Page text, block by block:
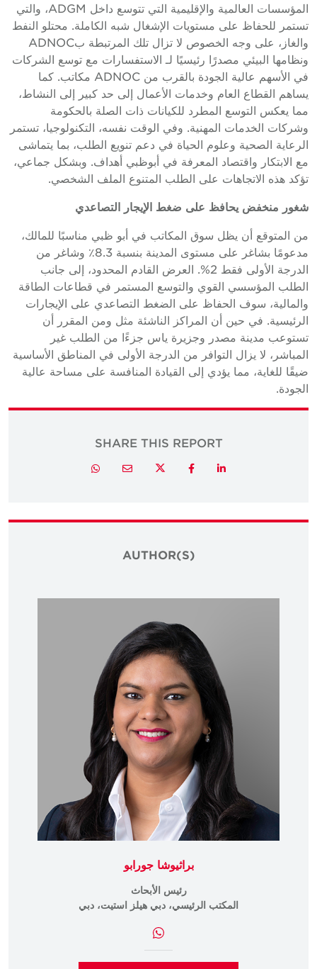
المؤسسات العالمية والإقليمية التي تتوسع داخل ADGM، والتي
تستمر للحفاظ على مستويات الإشغال شبه الكاملة. محتلو النفط
والغاز، على وجه الخصوص لا تزال تلك المرتبطة بADNOC
ونظامها البيئي مصدرًا رئيسيًا لـ الاستفسارات مع توسع الشركات
في الأسهم عالية الجودة بالقرب من ADNOC مكاتب. كما
يساهم القطاع العام وخدمات الأعمال إلى حد كبير إلى النشاط،
مما يعكس التوسع المطرد للكيانات ذات الصلة بالحكومة
وشركات الخدمات المهنية. وفي الوقت نفسه، التكنولوجيا، تستمر
الرعاية الصحية وعلوم الحياة في دعم تنويع الطلب، بما يتماشى
مع الابتكار واقتصاد المعرفة في أبوظبي أهداف. وبشكل جماعي،
تؤكد هذه الاتجاهات على الطلب المتنوع الملف الشخصي.
شغور منخفض يحافظ على ضغط الإيجار التصاعدي
من المتوقع أن يظل سوق المكاتب في أبو ظبي مناسبًا للمالك،
مدعومًا بشاغر على مستوى المدينة بنسبة 8.3٪ وشاغر من
الدرجة الأولى فقط 2%. العرض القادم المحدود، إلى جانب
الطلب المؤسسي القوي والتوسع المستمر في قطاعات الطاقة
والمالية، سوف الحفاظ على الضغط التصاعدي على الإيجارات
الرئيسية. في حين أن المراكز الناشئة مثل ومن المقرر أن
تستوعب مدينة مصدر وجزيرة ياس جزءًا من الطلب غير
المباشر، لا يزال التوافر من الدرجة الأولى في المناطق الأساسية
ضيقًا للغاية، مما يؤدي إلى القيادة المنافسة على مساحة عالية
الجودة.
SHARE THIS REPORT
LinkedIn
Facebook
Twitter
Email
Whatsapp
AUTHOR(S)
براثيوشا جورابو
رئيس الأبحاث
المكتب الرئيسي، دبي هيلز استيت، دبي